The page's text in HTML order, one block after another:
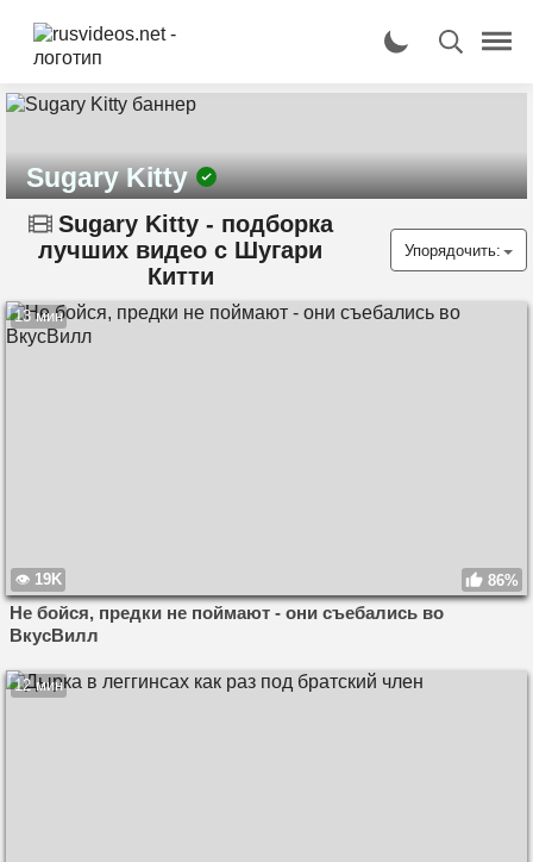
Sugary Kitty
Sugary Kitty - подборка
лучших видео с Шугари
Китти
Упорядочить:
13 мин
19K 86%
Не бойся, предки не поймают - они съебались во
ВкусВилл
12 мин